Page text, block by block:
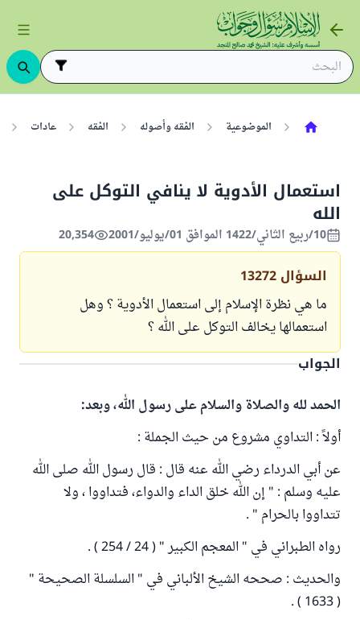
الموضوعية الفقه وأصوله الفقه عادات
استعمال الأدوية لا ينافي التوكل على
الله
10/ربيع الثاني/1422 الموافق 01/يوليو/2001 20,354
السؤال 13272
ما هي نظرة الإسلام إلى استعمال الأدوية ؟ وهل
استعمالها يخالف التوكل على الله ؟
الجواب
الحمد لله والصلاة والسلام على رسول الله، وبعد:
أولاً : التداوي مشروع من حيث الجملة :
عن أبي الدرداء رضي الله عنه قال : قال رسول الله صلى الله
عليه وسلم : " إن الله خلق الداء والدواء، فتداووا ، ولا
تتداووا بالحرام " .
رواه الطبراني في " المعجم الكبير " ( 24 / 254 ) .
والحديث : صححه الشيخ الألباني في " السلسلة الصحيحة "
( 1633 ) .